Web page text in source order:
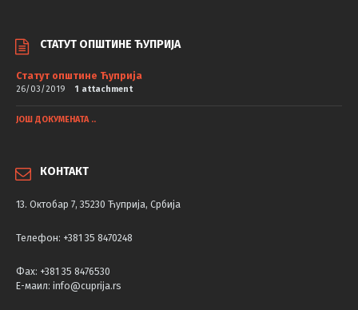
СТАТУТ ОПШТИНЕ ЋУПРИЈА
Статут општине Ћуприја
26/03/2019 1 attachment
ЈОШ ДОКУМЕНАТА ..
КОНТАКТ
13. Октобар 7, 35230 Ћуприја, Србија
Телефон: +381 35 8470248
Фаx: +381 35 8476530
Е-маил: info@cuprija.rs